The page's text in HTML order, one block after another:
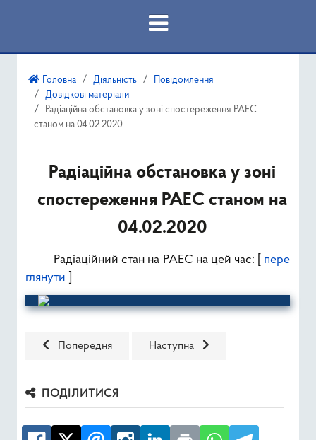
Діяльність
Публічна інформація
Type 2 or
Головна Діяльність
Повідомлення
Довідкові матеріали
Радіаційна обстановка у зоні спостереження РАЕС
станом на 04.02.2020
Радіаційна обстановка у зоні
спостереження РАЕС станом на
04.02.2020
Радіаційний стан на РАЕС на цей час: [ пере
глянути
Попередня стаття: Радіаційна обстановка у зоні
Попередня Наступна стаття: Радіаційна
Наступна
ПОДІЛИТИСЯ